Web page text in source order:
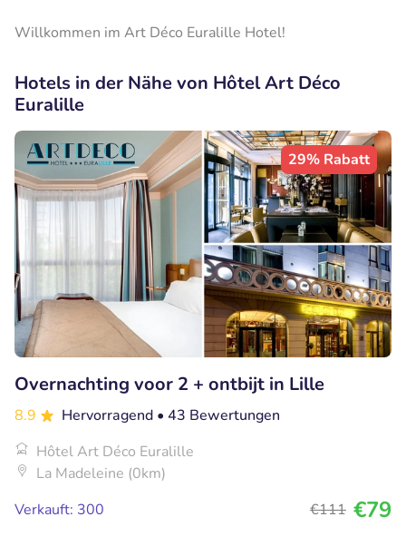
Willkommen im Art Déco Euralille Hotel!
Hotels in der Nähe von Hôtel Art Déco
Euralille
29% Rabatt
Overnachting voor 2 + ontbijt in Lille
8.9 Hervorragend • 43 Bewertungen
Hôtel Art Déco Euralille
La Madeleine (0km)
Verkauft: 300
€111 €79